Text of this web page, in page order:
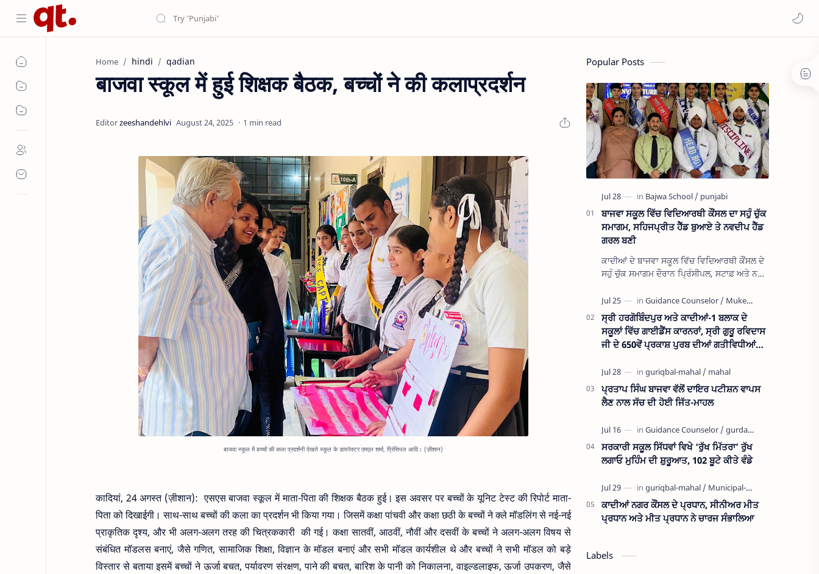
Home hindi qadian
बाजवा स्कूल में हुई शिक्षक बैठक, बच्चों ने की कलाप्रदर्शन
1 min read
बाजवा स्कूल में बच्चों की कला प्रदर्शनी देखते स्कूल के डायरेक्टर एमएल शर्मा, प्रिंसिपल आदि। (ज़ीशान)
कादियां, 24 अगस्त (ज़ीशान): एसएस बाजवा स्कूल में माता-पिता की शिक्षक बैठक हुई। इस अवसर पर बच्चों के यूनिट टेस्ट की रिपोर्ट माता-
पिता को दिखाईगी। साथ-साथ बच्चों की कला का प्रदर्शन भी किया गया। जिसमें कक्षा पांचवी और कक्षा छठी के बच्चों ने क्ले मॉडलिंग से नई-नई
प्राकृतिक दृश्य, और भी अलग-अलग तरह की चित्रककारी की गई। कक्षा सातवीं, आठवीं, नौवीं और दसवीं के बच्चों ने अलग-अलग विषय से
संबंधित मॉडलस बनाएं, जैसे गणित, सामाजिक शिक्षा, विज्ञान के मॉडल बनाएं और सभी मॉडल कार्यशील थे और बच्चों ने सभी मॉडल को बड़े
विस्तार से बताया इसमें बच्चों ने ऊर्जा बचत, पर्यावरण संरक्षण, पाने की बचत, बारिश के पानी को निकालना, वाइल्डलाइफ, ऊर्जा उपकरण, जैसे
Popular Posts
ਬਾਜਵਾ ਸਕੂਲ ਵਿੱਚ ਵਿਦਿਆਰਥੀ ਕੌਂਸਲ ਦਾ ਸਹੁੰ ਚੁੱਕ
ਸਮਾਗਮ, ਸਹਿਜਪ੍ਰੀਤ ਹੈੱਡ ਬੁਆਏ ਤੇ ਨਵਦੀਪ ਹੈੱਡ
ਗਰਲ ਬਣੀ
ਕਾਦੀਆਂ ਦੇ ਬਾਜਵਾ ਸਕੂਲ ਵਿੱਚ ਵਿਦਿਆਰਥੀ ਕੌਂਸਲ ਦੇ
ਸਹੁੰ ਚੁੱਕ ਸਮਾਗਮ ਦੌਰਾਨ ਪ੍ਰਿੰਸੀਪਲ, ਸਟਾਫ਼ ਅਤੇ ਨਵ-
ਕੌਰ ਆਦਿ । (ਜ਼…
ਸ੍ਰੀ ਹਰਗੋਬਿੰਦਪੁਰ ਅਤੇ ਕਾਦੀਆਂ-1 ਬਲਾਕ ਦੇ
ਸਕੂਲਾਂ ਵਿੱਚ ਗਾਈਡੈਂਸ ਕਾਰਨਰਾਂ, ਸ੍ਰੀ ਗੁਰੂ ਰਵਿਦਾਸ
ਜੀ ਦੇ 650ਵੇਂ ਪ੍ਰਕਾਸ਼ ਪੁਰਬ ਦੀਆਂ ਗਤੀਵਿਧੀਆਂ
ਪ੍ਰਤਾਪ ਸਿੰਘ ਬਾਜਵਾ ਵੱਲੋਂ ਦਾਇਰ ਪਟੀਸ਼ਨ ਵਾਪਸ
ਲੈਣ ਨਾਲ ਸੱਚ ਦੀ ਹੋਈ ਜਿੱਤ-ਮਾਹਲ
ਸਰਕਾਰੀ ਸਕੂਲ ਸਿੱਧਵਾਂ ਵਿਖੇ ‘ਰੁੱਖ ਮਿੱਤਰਾ’ ਰੁੱਖ
ਲਗਾਓ ਮੁਹਿੰਮ ਦੀ ਸ਼ੁਰੂਆਤ, 102 ਬੂਟੇ ਕੀਤੇ ਵੰਡੇ
ਕਾਦੀਆਂ ਨਗਰ ਕੌਂਸਲ ਦੇ ਪ੍ਰਧਾਨ, ਸੀਨੀਅਰ ਮੀਤ
ਪ੍ਰਧਾਨ ਅਤੇ ਮੀਤ ਪ੍ਰਧਾਨ ਨੇ ਚਾਰਜ ਸੰਭਾਲਿਆ
Labels